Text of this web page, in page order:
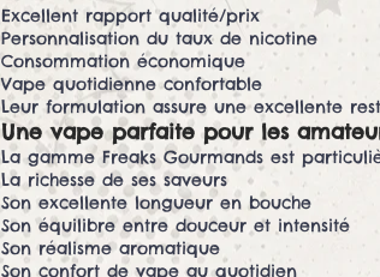
Excellent rapport qualité/prix
Personnalisation du taux de nicotine
Consommation économique
Vape quotidienne confortable
Leur formulation assure une excellente
Une vape parfaite pour les
La gamme Freaks Gourmands est
La richesse de ses saveurs
Son excellente longueur en bouche
Son équilibre entre douceur et intensité
Son réalisme aromatique
Son confort de vape au quotidien